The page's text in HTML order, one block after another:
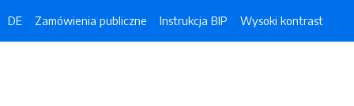
DE Zamówienia publiczne Instrukcja BIP Wysoki kontrast